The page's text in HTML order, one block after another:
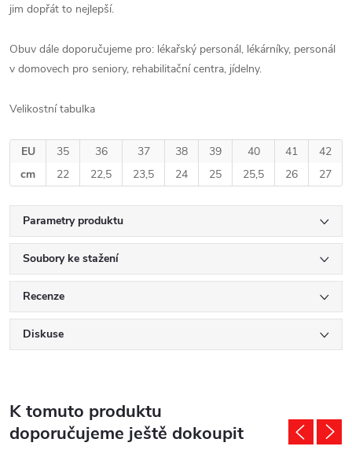
jim dopřát to nejlepší.
Obuv dále doporučujeme pro: lékařský personál, lékárníky, personál
v domovech pro seniory, rehabilitační centra, jídelny.
Velikostní tabulka
EU 35 36 37 38 39 40 41
42
cm
22 22,5 23,5 24 25 25,5 26 27
Parametry produktu
Soubory ke stažení
Recenze
Diskuse
K tomuto produktu
doporučujeme ještě dokoupit